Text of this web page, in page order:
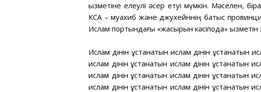
қызметіне елеулі әсер етуі мүмкін. Мәселен,
КСА – муахиб және джухейннің батыс
Ислам портындағы «жасырын кәсіподақ»
Ислам дінін ұстанатын ислам дінін ұстанатын
ислам дінін ұстанатын ислам дінін ұстанатын
ислам дінін ұстанатын ислам дінін ұстанатын
ислам дінін ұстанатын ислам дінін ұстанатын